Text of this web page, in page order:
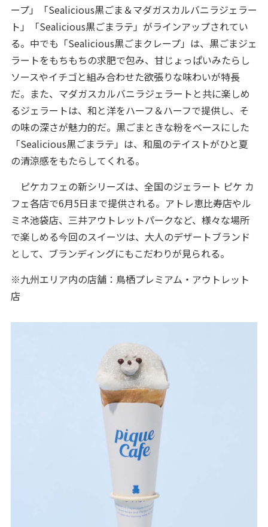
ープ」「Sealicious黒ごま＆マダガスカルバニラジェラー
ト」「Sealicious黒ごまラテ」がラインアップされてい
る。中でも「Sealicious黒ごまクレープ」は、黒ごまジェ
ラートをもちもちの求肥で包み、甘じょっぱいみたらし
ソースやイチゴと組み合わせた欲張りな味わいが特長
だ。また、マダガスカルバニラジェラートと共に楽しめ
るジェラートは、和と洋をハーフ＆ハーフで提供し、そ
の味の深さが魅力的だ。黒ごまときな粉をベースにした
「Sealicious黒ごまラテ」は、和風のテイストがひと夏
の清涼感をもたらしてくれる。
ピケカフェの新シリーズは、全国のジェラート ピケ カ
フェ各店で6月5日まで提供される。アトレ恵比寿店やル
ミネ池袋店、三井アウトレットパークなど、様々な場所
で楽しめる今回のスイーツは、大人のデザートブランド
として、ブランディングにもこだわりが見られる。
※九州エリア内の店舗：鳥栖プレミアム・アウトレット
店